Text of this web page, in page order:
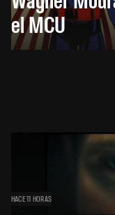
el MCU
HACE 11 HORAS